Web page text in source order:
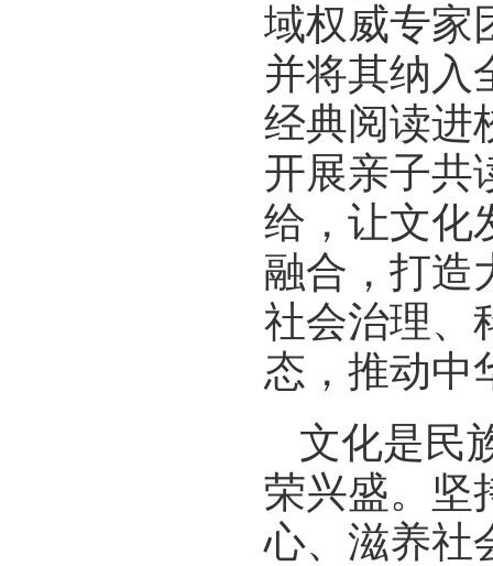
域权威专家
并将其纳入
经典阅读进
开展亲子共
给，让文化
融合，打造
社会治理、
态，推动中
文化是民
荣兴盛。坚
心、滋养社